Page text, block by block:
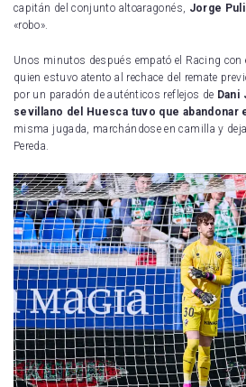
capitán del conjunto altoaragonés, Jorge
«robo».
Unos minutos después empató el Racing con
quien estuvo atento al rechace del remate
por un paradón de auténticos reflejos de Dani
sevillano del Huesca tuvo que abandonar
misma jugada, marchándose en camilla y
Pereda.